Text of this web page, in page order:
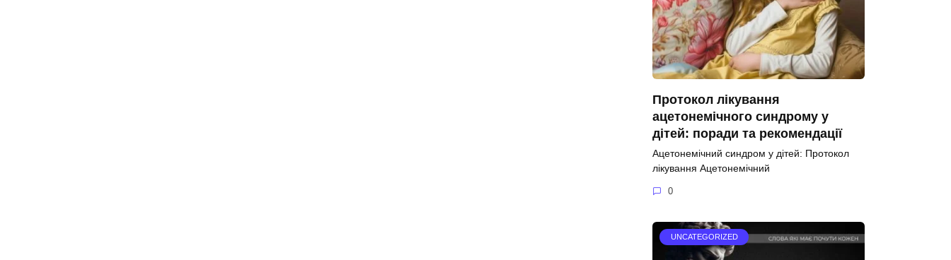
Протокол лікування
ацетонемічного синдрому у
дітей: поради та рекомендації
Ацетонемічний синдром у дітей: Протокол
лікування Ацетонемічний
0
UNCATEGORIZED